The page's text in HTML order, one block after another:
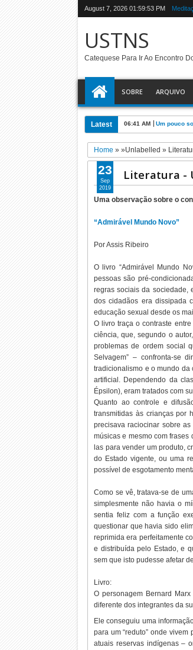
August 7, 2026 01:59:54 PM
USTNS
Catequese Para Ir Ao Encontro
SOBRE ARQUIVO
Latest 06:41 AM Um pouco
Home » »Unlabelled »
Literatura -
Uma observação sobre o
“Admirável Mundo Novo”
Por Assis Ribeiro
O livro “Admirável Mundo
pessoas são pré-
regras sociais da sociedade,
dos cidadãos era dissipada
educação sexual desde os
O livro traça o contraste entre
ciência, que, segundo o
problemas de ordem social
Selvagem” – confronta-se
tradicionalismo e o mundo
artificial. Dependendo da
Épsilon), eram tratados com
Quanto ao controle e
transmitidas às crianças por
precisava raciocinar sobre
músicas e mesmo com
las para vender um produto,
do Estado vigente, ou uma
possível de esgotamento
Como se vê, tratava-se de
simplesmente não havia o
sentia feliz com a função
questionar que havia sido
reprimida era perfeitamente
e distribuída pelo Estado, e
sem que isto pudesse afetar
Livro:
O personagem Bernard
diferente dos integrantes da
Ele conseguiu uma
para um “reduto” onde
atuais reservas indígenas –
23
Sep
2019